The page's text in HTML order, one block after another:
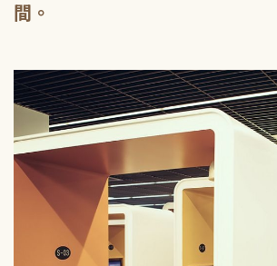
間。